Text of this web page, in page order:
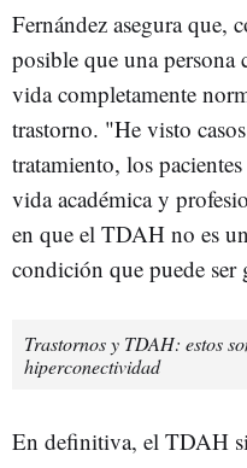
Fernández asegura que,
posible que una
vida completamente
trastorno. "He visto
tratamiento, los
vida académica y
en que el TDAH no es
condición que puede ser
Trastornos y TDAH: estos
hiperconectividad
En definitiva, el TDAH